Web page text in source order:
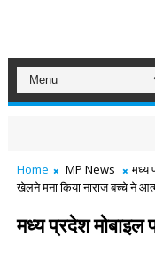
Home MP News
मध्य
खेलने मना किया नाराज बच्चे ने
मध्य प्रदेश मोबाइल